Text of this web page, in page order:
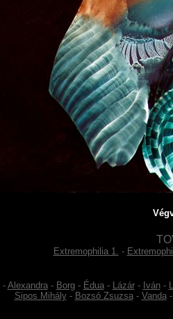
Extremophilia 1. -
- Alexandra- Borg- Édua- Lázár- Iván-
Sipos Mihály- Bozsó Zsuzsa- Vanda